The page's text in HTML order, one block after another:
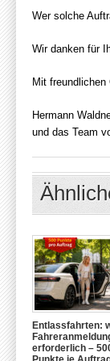
Wer solche
Wir danken für
Mit freundlichen
Hermann
und das Team
Entlassfahrten:
erforderlich –